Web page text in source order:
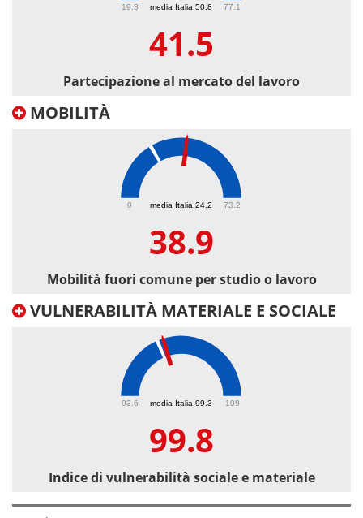
media Italia 50.8
19.3 77.1
41.5
Partecipazione al mercato del lavoro
MOBILITÀ
media Italia 24.2
0 73.2
38.9
Mobilità fuori comune per studio o lavoro
VULNERABILITÀ MATERIALE E SOCIALE
media Italia 99.3
93.6 109
99.8
Indice di vulnerabilità sociale e materiale